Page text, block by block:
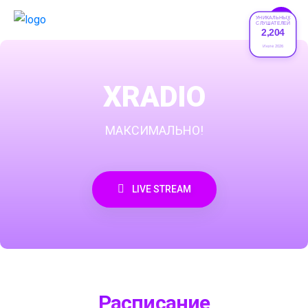
УНИКАЛЬНЫХ
СЛУШАТЕЛЕЙ
2,204
Июле 2026
XRADIO
МАКСИМАЛЬНО!
LIVE STREAM
Расписание